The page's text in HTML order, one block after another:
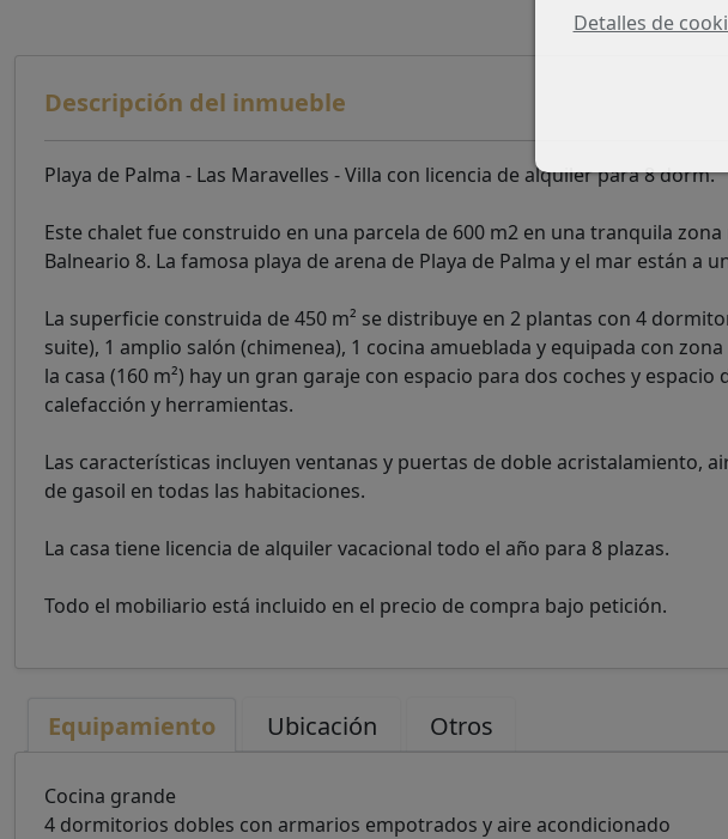
Descripción del inmueble
Playa de Palma - Las Maravelles - Villa con licencia de alquiler para 8 dorm.
Este chalet fue construido en una parcela de 600 m2 en una tranquila
Balneario 8. La famosa playa de arena de Playa de Palma y el mar están a
La superficie construida de 450 m² se distribuye en 2 plantas con 4
suite), 1 amplio salón (chimenea), 1 cocina amueblada y equipada con
la casa (160 m²) hay un gran garaje con espacio para dos coches y
calefacción y herramientas.
Las características incluyen ventanas y puertas de doble acristalamiento,
de gasoil en todas las habitaciones.
La casa tiene licencia de alquiler vacacional todo el año para 8 plazas.
Todo el mobiliario está incluido en el precio de compra bajo petición.
Equipamiento Ubicación Otros
Cocina grande
4 dormitorios dobles con armarios empotrados y aire acondicionado
Detalles de